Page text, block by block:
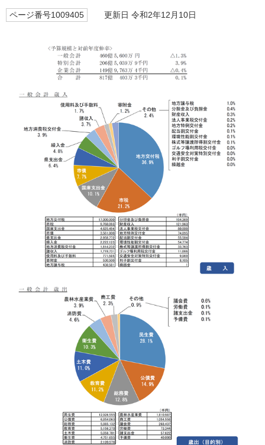
ページ番号1009405 更新日 令和2年12月10日